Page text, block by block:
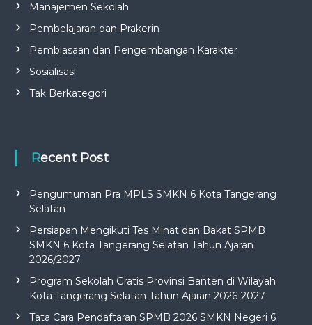
Manajemen Sekolah
Pembelajaran dan Prakerin
Pembiasaan dan Pengembangan Karakter
Sosialisasi
Tak Berkategori
Recent Post
Pengumuman Pra MPLS SMKN 6 Kota Tangerang
Selatan
Persiapan Mengikuti Tes Minat dan Bakat SPMB
SMKN 6 Kota Tangerang Selatan Tahun Ajaran
2026/2027
Program Sekolah Gratis Provinsi Banten di Wilayah
Kota Tangerang Selatan Tahun Ajaran 2026-2027
Tata Cara Pendaftaran SPMB 2026 SMKN Negeri 6